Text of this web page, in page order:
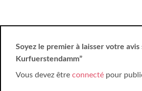
Soyez le premier à laisser votre
Kurfuerstendamm”
Vous devez être connecté pour